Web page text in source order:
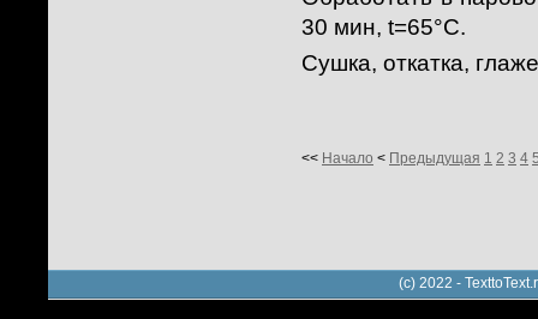
30 мин, t=65°С.
Сушка, откатка,
<< Начало < Предыдущая 1 2 3 4
(c) 2022 -